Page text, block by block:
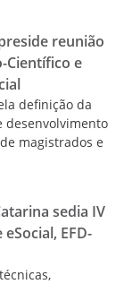
reunião
Científico e
definição da
magistrados e
sedia IV
EFD-